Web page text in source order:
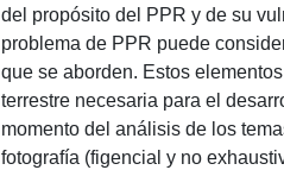
del propósito del PPR y de su
problema de PPR puede
que se aborden. Estos
terrestre necesaria para el
momento del análisis de los
fotografía (figencial y no